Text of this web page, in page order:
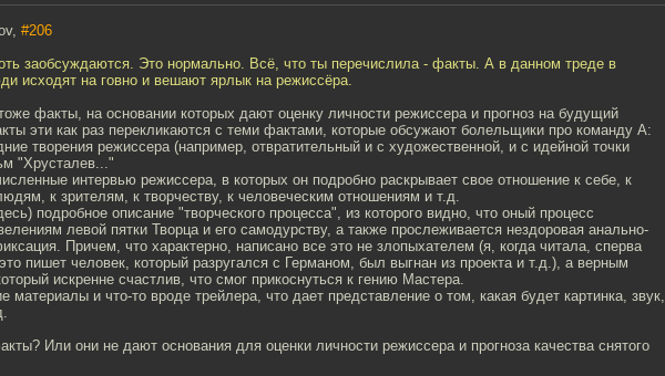
#206
заобсуждаются. Это нормально. Всё, что ты перечислила - факты. А в данном треде в
исходят на говно и вешают ярлык на режиссёра.
факты, на основании которых дают оценку личности режиссера и прогноз на будущий
эти как раз перекликаются с теми фактами, которые обсужают болельщики про команду А:
творения режиссера (например, отвратительный и с художественной, и с идейной точки
"Хрусталев..."
интервью режиссера, в которых он подробно раскрывает свое отношение к себе, к
к зрителям, к творчеству, к человеческим отношениям и т.д.
подробное описание "творческого процесса", из которого видно, что оный процесс
левой пятки Творца и его самодурству, а также прослеживается нездоровая анально-
Причем, что характерно, написано все это не злопыхателем (я, когда читала, сперва
пишет человек, который разругался с Германом, был выгнан из проекта и т.д.), а верным
искренне счастлив, что смог прикоснуться к гению Мастера.
материалы и что-то вроде трейлера, что дает представление о том, какая будет картинка, звук,
Или они не дают основания для оценки личности режиссера и прогноза качества снятого